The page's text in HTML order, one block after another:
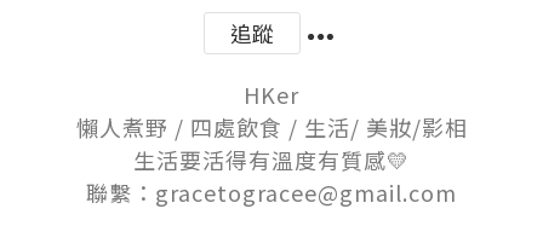
追蹤
HKer
懶人煮野 / 四處飲食 / 生活/ 美妝/影相
生活要活得有溫度有質感💛
聯繫：gracetogracee@gmail.com